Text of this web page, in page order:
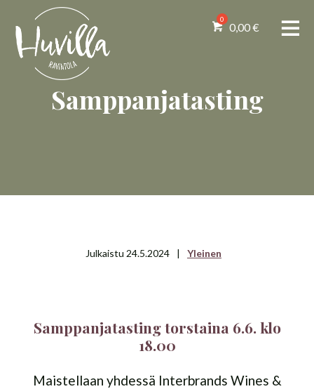
0,00€
Samppanjatasting
Julkaistu 24.5.2024 | Yleinen
Samppanjatasting torstaina 6.6. klo
18.00
Maistellaan yhdessä Interbrands Wines &